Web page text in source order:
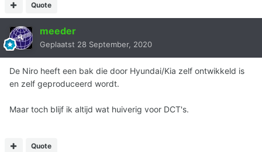
Quote
meeder
Geplaatst 28 September, 2020
De Niro heeft een bak die door Hyundai/Kia zelf ontwikkeld is
en zelf geproduceerd wordt.
Maar toch blijf ik altijd wat huiverig voor DCT's.
Quote